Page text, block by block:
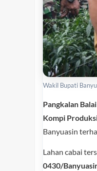
Wakil Bupati
Pangkalan Balai
Kompi
Banyuasin
Lahan cabai
0430/